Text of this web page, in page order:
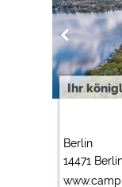
Ihr
Berlin
14471